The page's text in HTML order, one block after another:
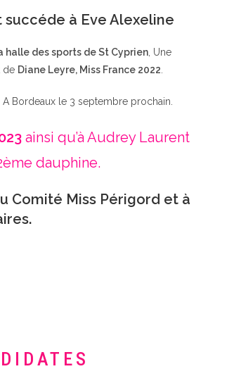
à Eve Alexeline
halle des sports de St Cyprien, Une
de Diane Leyre, Miss France 2022
A Bordeaux le 3 septembre prochain.
ainsi qu’à Audrey Laurent
dauphine.
Comité Miss Périgord et à